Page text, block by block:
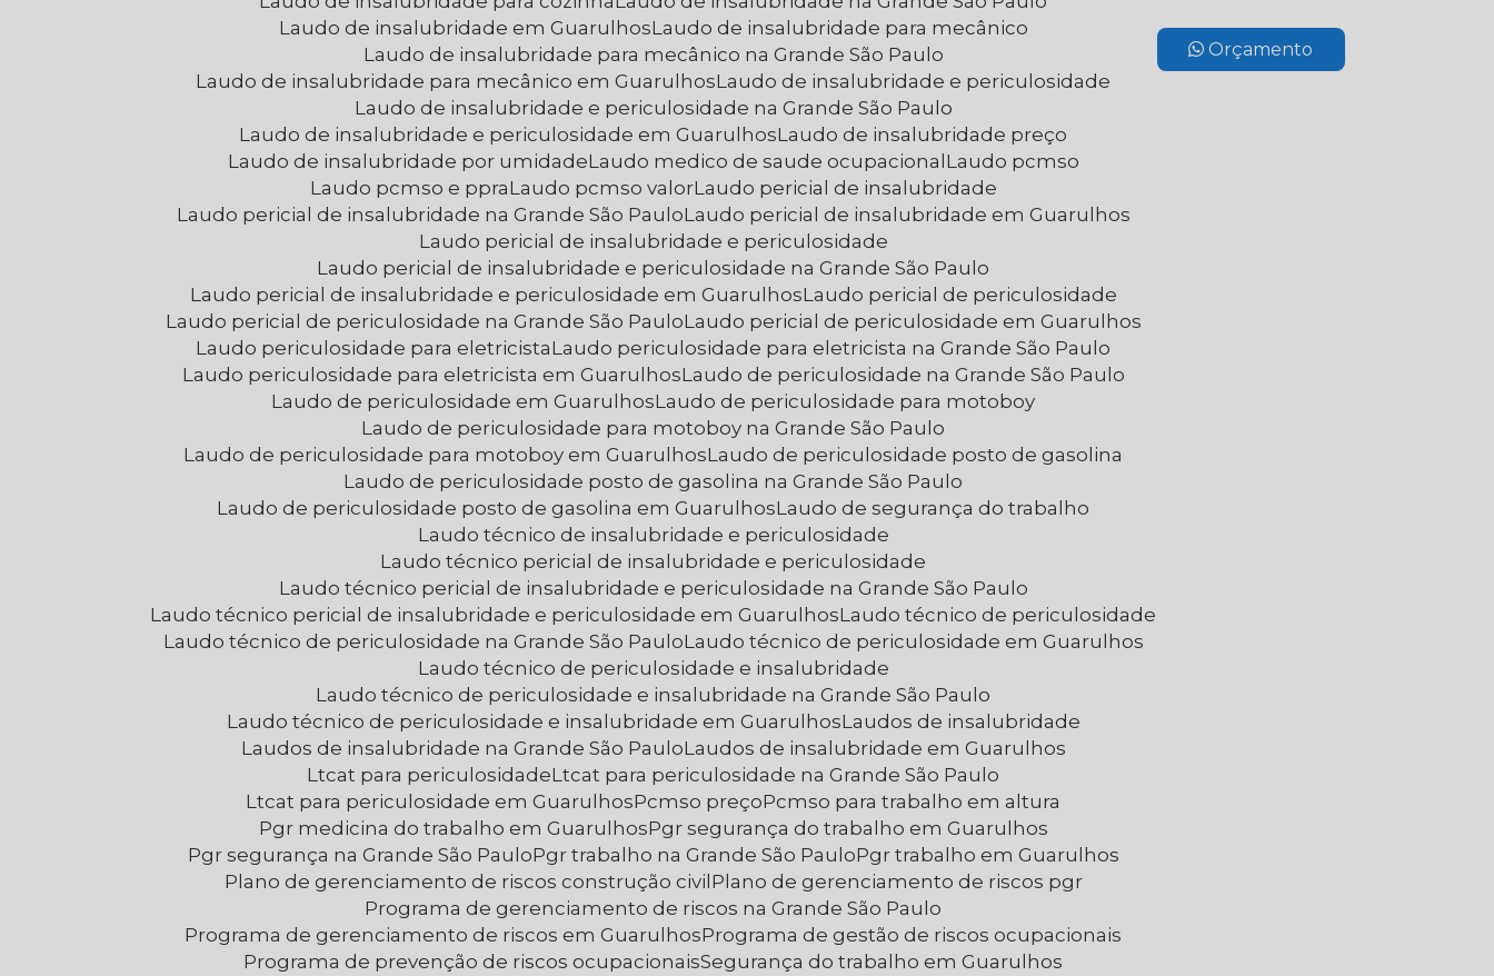
Laudo de insalubridade em Guarulhos Laudo de insalubridade para mecânico
Laudo de insalubridade para mecânico na Grande São Paulo
Laudo de insalubridade para mecânico em Guarulhos Laudo de insalubridade e periculosidade
Laudo de insalubridade e periculosidade na Grande São Paulo
Laudo de insalubridade e periculosidade em Guarulhos Laudo de insalubridade preço
Laudo de insalubridade por umidade Laudo medico de saude ocupacional
Laudo pcmso
Laudo pcmso e ppra Laudo pcmso valor Laudo pericial de insalubridade
Laudo pericial de insalubridade na Grande São Paulo Laudo pericial de insalubridade em Guarulhos
Laudo pericial de insalubridade e periculosidade
Laudo pericial de insalubridade e periculosidade na Grande São Paulo
Laudo pericial de insalubridade e periculosidade em Guarulhos Laudo pericial de periculosidade
Laudo pericial de periculosidade na Grande São Paulo Laudo pericial de periculosidade em Guarulhos
Laudo periculosidade para eletricista
Laudo periculosidade para eletricista na Grande São Paulo
Laudo periculosidade para eletricista em Guarulhos Laudo de periculosidade na Grande São Paulo
Laudo de periculosidade em Guarulhos Laudo de periculosidade para motoboy
Laudo de periculosidade para motoboy na Grande São Paulo
Laudo de periculosidade para motoboy em Guarulhos Laudo de periculosidade posto de gasolina
Laudo de periculosidade posto de gasolina na Grande São Paulo
Laudo de periculosidade posto de gasolina em Guarulhos Laudo de segurança do trabalho
Laudo técnico de insalubridade e periculosidade
Laudo técnico pericial de insalubridade e periculosidade
Laudo técnico pericial de insalubridade e periculosidade na Grande São Paulo
Laudo técnico pericial de insalubridade e periculosidade em Guarulhos Laudo técnico de periculosidade
Laudo técnico de periculosidade na Grande São Paulo Laudo técnico de periculosidade em Guarulhos
Laudo técnico de periculosidade e insalubridade
Laudo técnico de periculosidade e insalubridade na Grande São Paulo
Laudo técnico de periculosidade e insalubridade em Guarulhos Laudos de insalubridade
Laudos de insalubridade na Grande São Paulo Laudos de insalubridade em Guarulhos
Ltcat para periculosidade Ltcat para periculosidade na Grande São Paulo
Ltcat para periculosidade em Guarulhos
Pcmso preço
Pcmso para trabalho em altura
Pgr medicina do trabalho em Guarulhos
Pgr segurança do trabalho em Guarulhos
Pgr segurança na Grande São Paulo
Pgr trabalho na Grande São Paulo
Pgr trabalho em Guarulhos
Plano de gerenciamento de riscos construção civil
Plano de gerenciamento de riscos pgr
Programa de gerenciamento de riscos na Grande São Paulo
Programa de gerenciamento de riscos em Guarulhos
Programa de gestão de riscos ocupacionais
Programa de prevenção de riscos ocupacionais Segurança do trabalho em Guarulhos
Orçamento